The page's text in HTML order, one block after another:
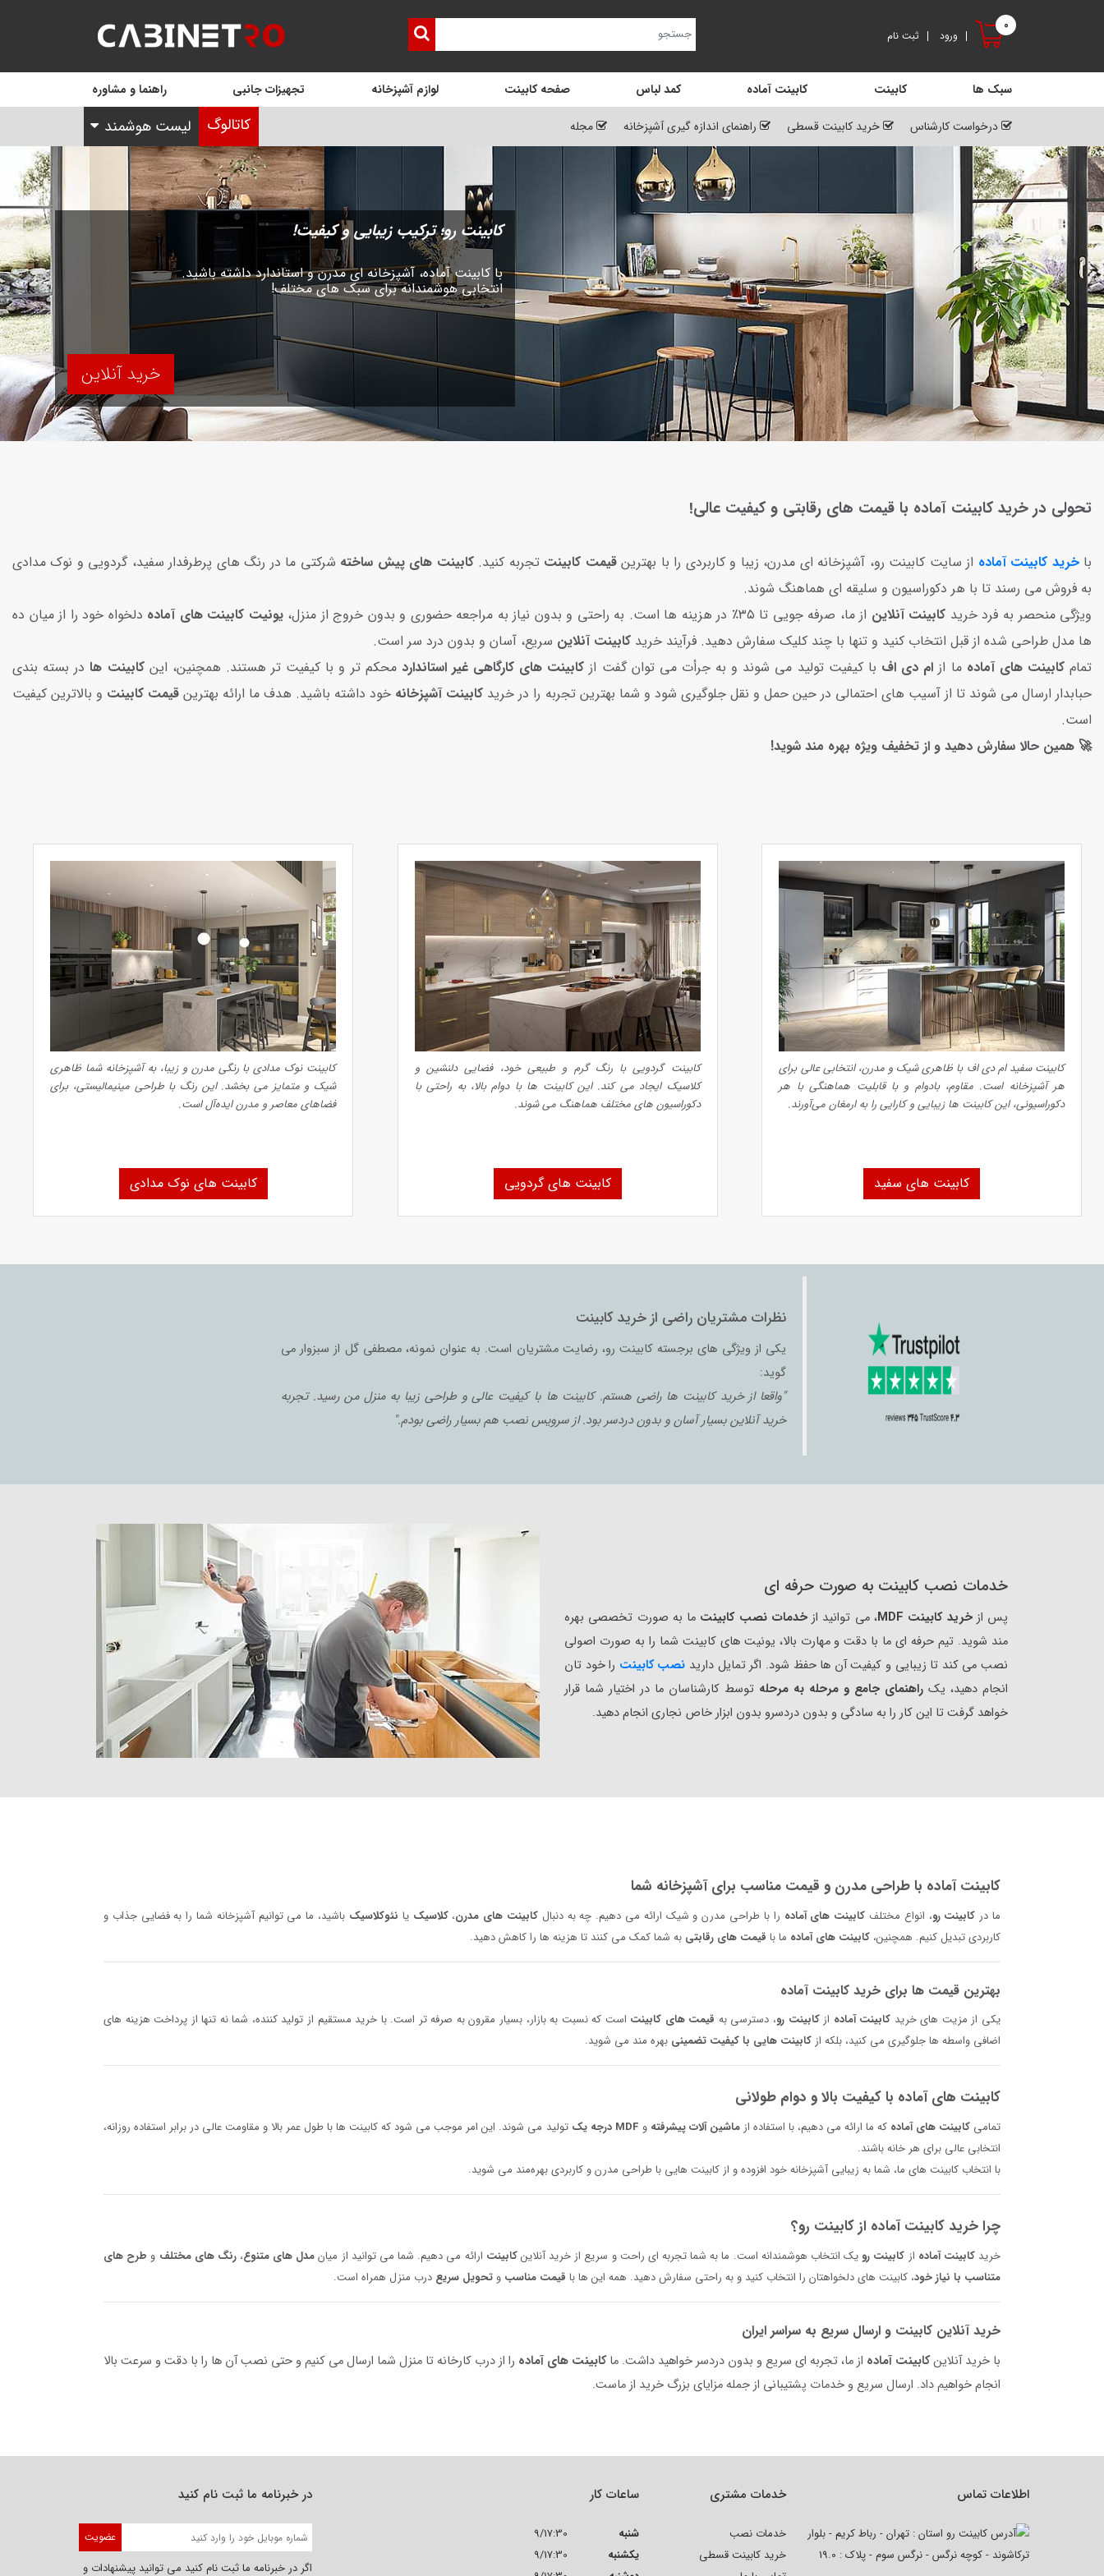
0
ورود ثبت نام
سبک ها کابینت کابینت آماده کمد لباس صفحه کابینت لوازم آشپزخانه تجهیزات جانبی راهنما و مشاوره
درخواست کارشناس خرید کابینت قسطی راهنمای اندازه گیری آشپزخانه مجله کاتالوگ لیست هوشمند
کابینت رو؛ ترکیب زیبایی و کیفیت!
با کابینت آماده، آشپزخانه‌ ای مدرن و استاندارد داشته باشید.
انتخابی هوشمندانه برای سبک‌ های مختلف!
خرید آنلاین
تحولی در خرید کابینت آماده با قیمت‌ های رقابتی و کیفیت عالی!
باخرید کابینت آماده از سایت کابینت رو، آشپزخانه‌ ای مدرن، زیبا و کاربردی را با بهترینقیمت کابینت تجربه کنید.کابینت‌ های پیش ساخته شرکتی ما در رنگ‌ های پرطرفدار سفید، گردویی و نوک مدادی
به فروش می رسند تا با هر دکوراسیون و سلیقه‌ ای هماهنگ شوند.
ویژگی منحصر به‌ فرد خرید کابینت آنلاین از ما، صرفه‌ جویی تا ۳۵٪ در هزینه‌ ها است. به‌ راحتی و بدون نیاز به مراجعه حضوری و بدون خروج از منزل، یونیت کابینت‌ های آماده دلخواه خود را از میان ده‌
ها مدل طراحی شده از قبل انتخاب کنید و تنها با چند کلیک سفارش دهید. فرآیند خرید کابینت آنلاین سریع، آسان و بدون درد سر است.
تمامکابینت‌ های آماده ما از ام دی اف با کیفیت تولید می‌ شوند و به‌ جرأت می‌ توان گفت از کابینت‌ های کارگاهی غیر استاندارد محکم‌ تر و با کیفیت‌ تر هستند. همچنین، اینکابینت‌ هادر بسته‌ بندی
حبابدار ارسال می‌ شوند تا از آسیب‌ های احتمالی در حین حمل و نقل جلوگیری شود و شما بهترین تجربه را در خرید کابینت آشپزخانه خود داشته باشید. هدف ما ارائه بهترین قیمت کابینت و بالاترین کیفیت
است.
🚀 همین حالا سفارش دهید و از تخفیف ویژه بهره‌ مند شوید!
کابینت سفید ام دی اف با ظاهری شیک و مدرن، انتخابی عالی برای
هر آشپزخانه است. مقاوم، بادوام و با قابلیت هماهنگی با هر
دکوراسیونی، این کابینت‌ ها زیبایی و کارایی را به ارمغان می‌آورند.
کابینت های سفید
کابینت گردویی با رنگ گرم و طبیعی خود، فضایی دلنشین و
کلاسیک ایجاد می‌ کند. این کابینت‌ ها با دوام بالا، به راحتی با
دکوراسیون‌ های مختلف هماهنگ می‌ شوند.
کابینت های گردویی
کابینت نوک مدادی با رنگی مدرن و زیبا، به آشپزخانه شما ظاهری
شیک و متمایز می‌ بخشد. این رنگ با طراحی مینیمالیستی، برای
فضاهای معاصر و مدرن ایده‌آل است.
کابینت های نوک مدادی
نظرات مشتریان راضی از خرید کابینت
یکی از ویژگی‌ های برجسته کابینت رو، رضایت مشتریان است. به عنوان نمونه، مصطفی گل از سبزوار می‌
گوید:
"واقعا از خرید کابینت‌ ها راضی هستم. کابینت‌ ها با کیفیت عالی و طراحی زیبا به منزل من رسید. تجربه
خرید آنلاین بسیار آسان و بدون دردسر بود. از سرویس نصب هم بسیار راضی بودم."
خدمات نصب کابینت به‌ صورت حرفه‌ ای
پس ازخرید کابینت MDF ، می‌ توانید ازخدمات نصب کابینت ما به صورت تخصصی بهره‌
مند شوید. تیم حرفه‌ ای ما با دقت و مهارت بالا، یونیت های کابینت‌ شما را به‌ صورت اصولی
نصب می‌ کند تا زیبایی و کیفیت آن‌ ها حفظ شود. اگر تمایل دارید نصب کابینت را خود تان
انجام دهید، یک راهنمای جامع و مرحله‌ به‌ مرحله توسط کارشناسان ما در اختیار شما قرار
خواهد گرفت تا این کار را به‌ سادگی و بدون دردسرو بدون ابزار خاص نجاری انجام دهید.
کابینت آماده با طراحی مدرن و قیمت مناسب برای آشپزخانه شما
ما در کابینت رو، انواع مختلف کابینت‌ های آماده را با طراحی مدرن و شیک ارائه می‌ دهیم. چه به دنبالکابینت‌ های مدرن،کلاسیک یا نئوکلاسیک باشید، ما می‌ توانیم آشپزخانه شما را به فضایی جذاب و
کاربردی تبدیل کنیم. همچنین، کابینت‌ های آماده ما با قیمت‌ های رقابتی به شما کمک می‌ کنند تا هزینه‌ ها را کاهش دهید.
بهترین قیمت‌ ها برای خرید کابینت آماده
یکی از مزیت‌ های خرید کابینت آماده ازکابینت رو، دسترسی به قیمت‌ های کابینت است که نسبت به بازار، بسیار مقرون‌ به‌ صرفه‌ تر است. با خرید مستقیم از تولید کننده، شما نه تنها از پرداخت هزینه‌ های
اضافی واسطه‌ ها جلوگیری می‌ کنید، بلکه از کابینت‌ هایی با کیفیت تضمینی بهره‌ مند می‌ شوید.
کابینت‌ های آماده با کیفیت بالا و دوام طولانی
تمامی کابینت‌ های آماده که ما ارائه می‌ دهیم، با استفاده ازماشین‌ آلات پیشرفته و MDF درجه یک
تولید می‌ شوند. این امر موجب می‌ شود که کابینت‌ ها با طول عمر بالا و مقاومت عالی در برابر استفاده روزانه،
انتخابی عالی برای هر خانه باشند.
با انتخاب کابینت‌ های ما، شما به زیبایی آشپزخانه خود افزوده و از کابینت‌ هایی با طراحی مدرن و کاربردی بهره‌مند می‌ شوید.
چرا خرید کابینت آماده از کابینت رو؟
خریدکابینت آماده از کابینت رو یک انتخاب هوشمندانه است. ما به شما تجربه‌ ای راحت و سریع از خرید آنلاینکابینت ارائه می‌ دهیم. شما می‌ توانید از میانمدل‌ های متنوع،رنگ‌ های مختلف و طرح‌ های
متناسب با نیاز خود، کابینت‌ های دلخواهتان را انتخاب کنید و به راحتی سفارش دهید. همه این‌ ها با قیمت مناسب و تحویل سریع درب منزل همراه است.
خرید آنلاین کابینت و ارسال سریع به سراسر ایران
با خرید آنلاینکابینت آماده از ما، تجربه‌ ای سریع و بدون دردسر خواهید داشت. ماکابینت‌ های آماده را از درب کارخانه تا منزل شما ارسال می‌ کنیم و حتی نصب آن‌ ها را با دقت و سرعت بالا
انجام خواهیم داد. ارسال سریع و خدمات پشتیبانی از جمله مزایای بزرگ خرید از ماست.
اطلاعات تماس
استان : تهران - رباط کریم - بلوار
ترکاشوند - کوچه نرگس - نرگس سوم - پلاک : 19.0
خدمات مشتری
خدمات نصب
خرید کابینت قسطی
ساعات کار
شنبه
9/17:30
یکشنبه
9/17:30
در خبرنامه ما ثبت نام کنید
عضویت
اگر در خبرنامه ما ثبت نام کنید می توانید پیشنهادات و